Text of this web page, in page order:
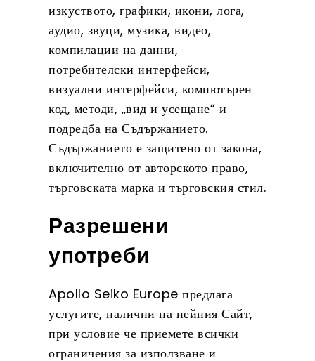
изкуството, графики, икони, лога,
аудио, звуци, музика, видео,
компилации на данни,
потребителски интерфейси,
визуални интерфейси, компютърен
код, методи, „вид и усещане“ и
подредба на Съдържанието.
Съдържанието е защитено от закона,
включително от авторското право,
търговската марка и търговския стил.
Разрешени
употреби
Apollo Seiko Europe предлага
услугите, налични на нейния Сайт,
при условие че приемете всички
ограничения за използване и